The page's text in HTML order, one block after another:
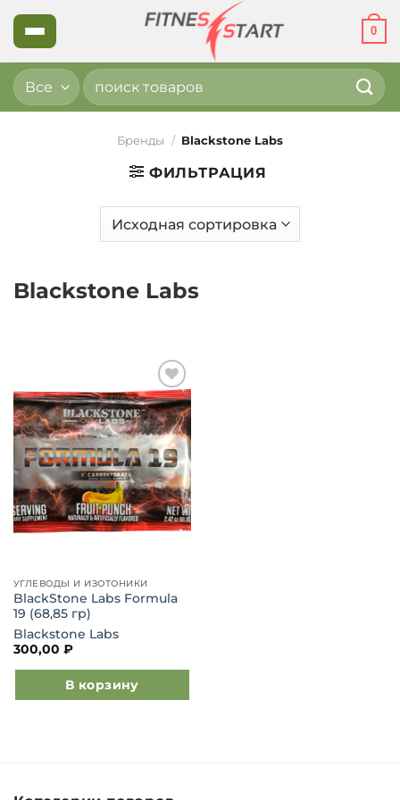
Skip
0
Искать:
Бренды / Blackstone Labs
ФИЛЬТРАЦИЯ
Blackstone Labs
Добавить
в список
желаний
УГЛЕВОДЫ И ИЗОТОНИКИ
BlackStone Labs Formula
19 (68,85 гр)
Blackstone Labs
300,00 ₽
В корзину